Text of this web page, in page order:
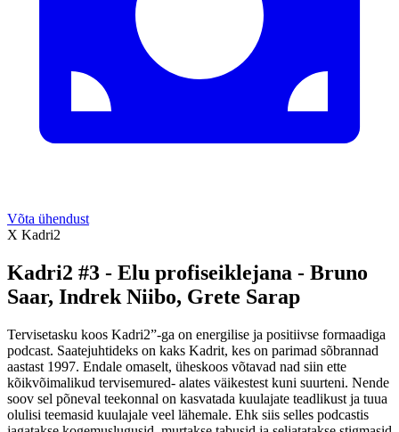
Võta ühendust
X Kadri2
Kadri2 #3 - Elu profiseiklejana - Bruno
Saar, Indrek Niibo, Grete Sarap
Tervisetasku koos Kadri2”-ga on energilise ja positiivse formaadiga
podcast. Saatejuhtideks on kaks Kadrit, kes on parimad sõbrannad
aastast 1997. Endale omaselt, üheskoos võtavad nad siin ette
kõikvõimalikud tervisemured- alates väikestest kuni suurteni. Nende
soov sel põneval teekonnal on kasvatada kuulajate teadlikust ja tuua
olulisi teemasid kuulajale veel lähemale. Ehk siis selles podcastis